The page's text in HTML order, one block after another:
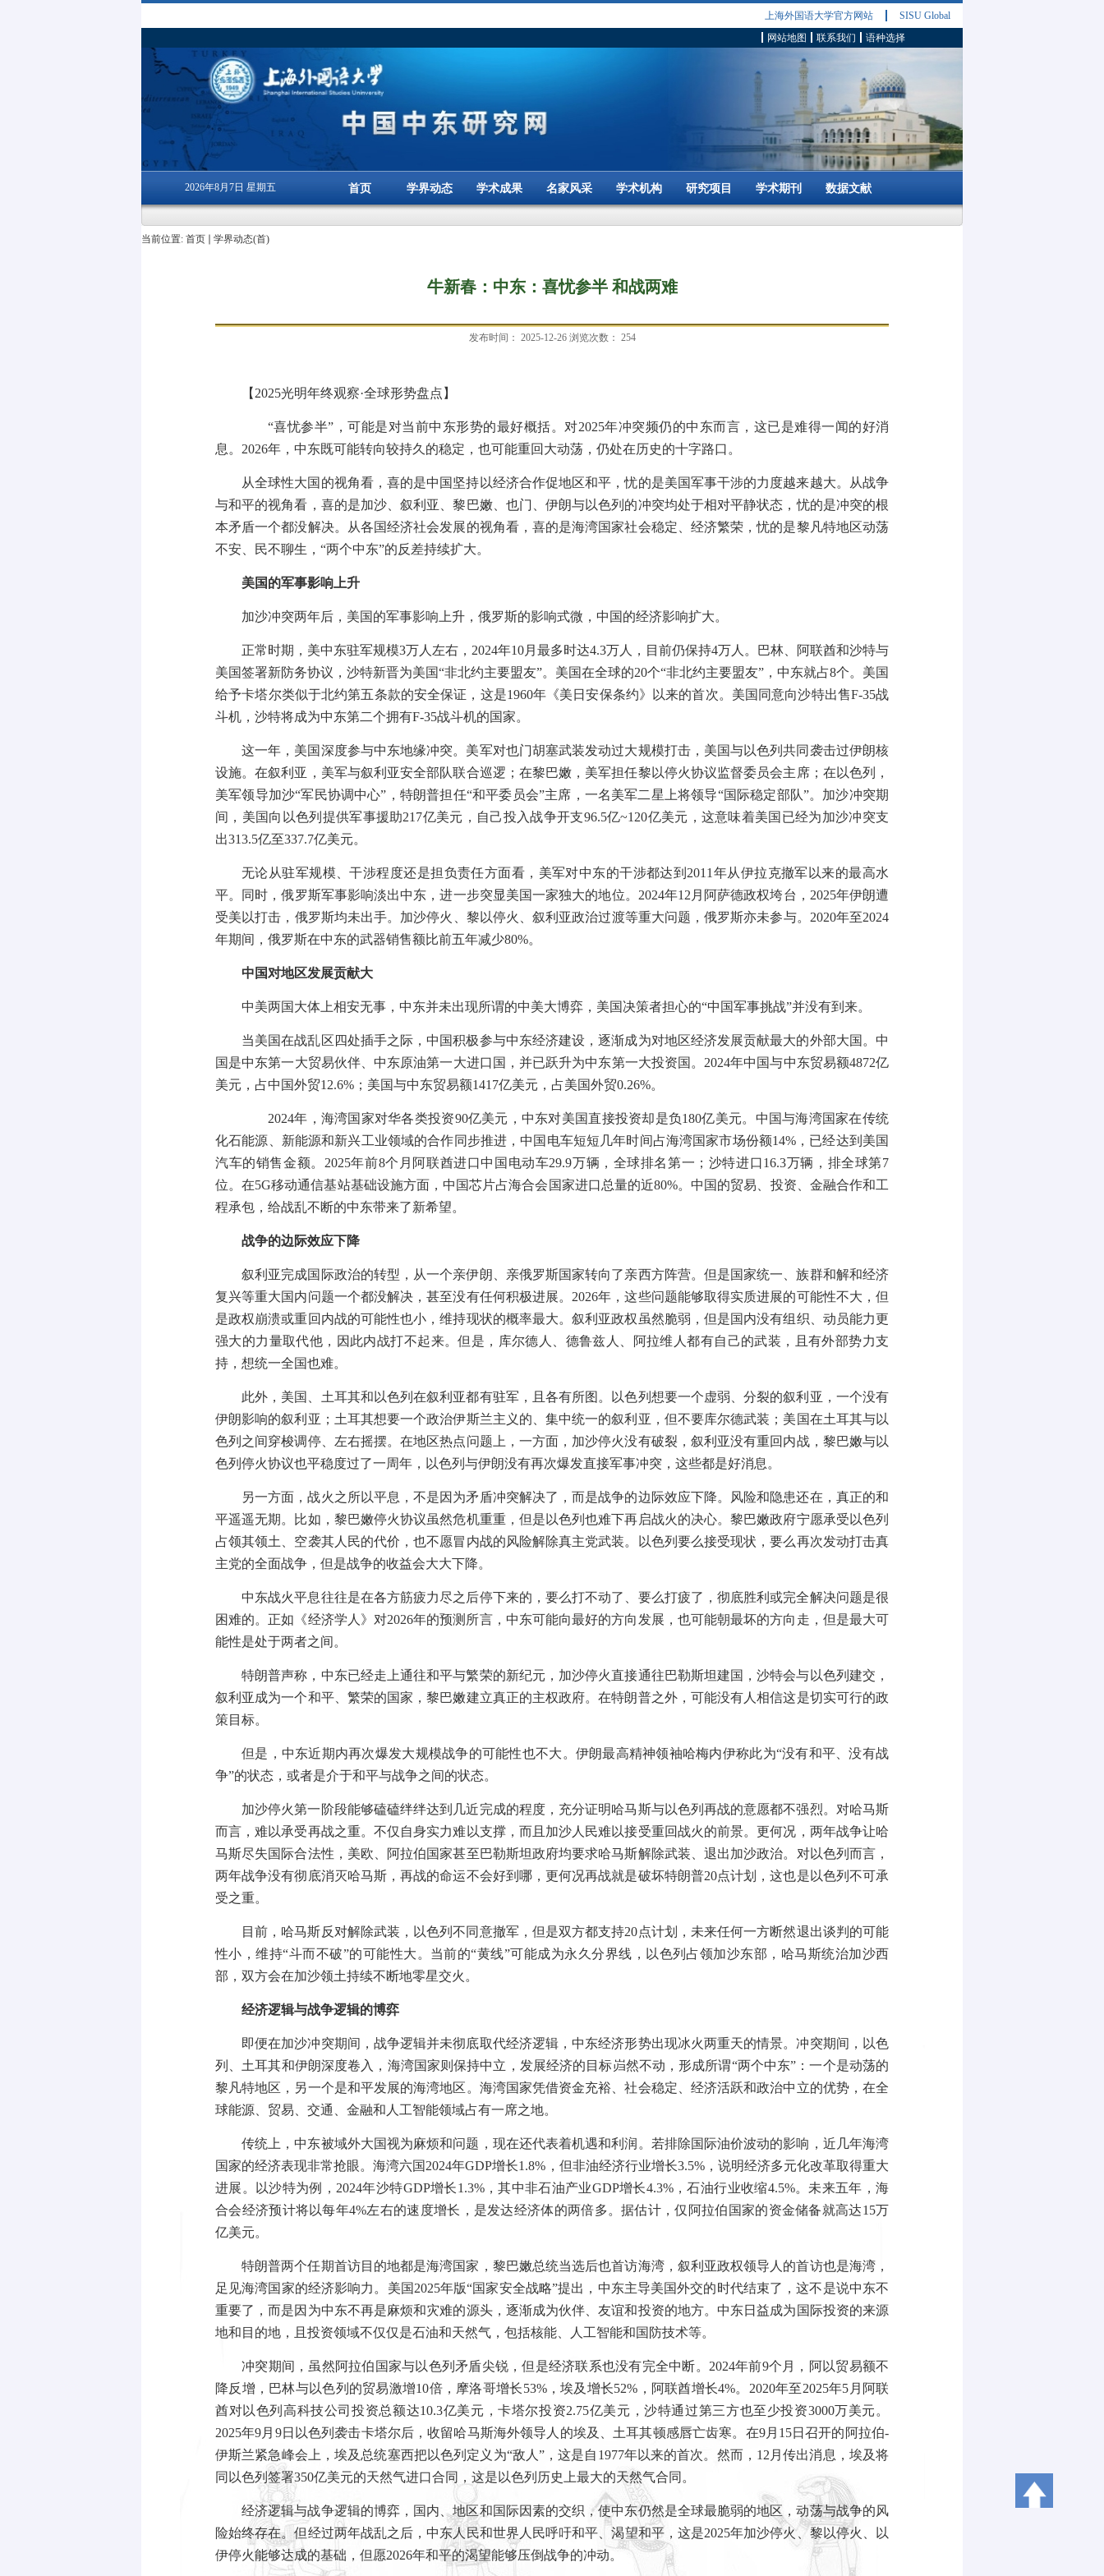
上海外国语大学官方网站
SISU Global
网站地图
联系我们 语种选择
2026年8月7日 星期五 首页 学界动态 学术成果 名家风采 学术机构 研究项目 学术期刊 数据文献
当前位置: 首页 学界动态(首)
牛新春：中东：喜忧参半 和战两难
发布时间： 2025-12-26 浏览次数： 254
【 2025光明年终观察·全球形势盘点】
“喜忧参半” ，可能是对当前中东形势的最好概括。对2025年冲突频仍的中东而言，这已是难得一闻的好消
息。 2026年，中东既可能转向较持久的稳定，也可能重回大动荡，仍处在历史的十字路口。
从全球性大国的视角看，喜的是中国坚持以经济合作促地区和平，忧的是美国军事干涉的力度越来越大。从战争
与和平的视角看，喜的是加沙、叙利亚、黎巴嫩、也门、伊朗与以色列的冲突均处于相对平静状态，忧的是冲突的根
本矛盾一个都没解决。从各国经济社会发展的视角看，喜的是海湾国家社会稳定、经济繁荣，忧的是黎凡特地区动荡
不安、民不聊生， “两个中东”的反差持续扩大。
美国的军事影响上升
加沙冲突两年后，美国的军事影响上升，俄罗斯的影响式微，中国的经济影响扩大。
正常时期，美中东驻军规模3万人左右， 2024年10月最多时达4.3万人，目前仍保持4万人。巴林、阿联酋和沙特与
美国签署新防务协议，沙特新晋为美国“非北约主要盟友”。美国在全球的20个“非北约主要盟友” ，中东就占8个。美国
给予卡塔尔类似于北约第五条款的安全保证，这是1960年《美日安保条约》以来的首次。美国同意向沙特出售F-35战
斗机，沙特将成为中东第二个拥有F-35战斗机的国家。
这一年，美国深度参与中东地缘冲突。美军对也门胡塞武装发动过大规模打击，美国与以色列共同袭击过伊朗核
设施。在叙利亚，美军与叙利亚安全部队联合巡逻；在黎巴嫩，美军担任黎以停火协议监督委员会主席；在以色列，
美军领导加沙“军民协调中心” ，特朗普担任“和平委员会”主席，一名美军二星上将领导“国际稳定部队”。加沙冲突期
间，美国向以色列提供军事援助217亿美元，自己投入战争开支96.5亿~120亿美元，这意味着美国已经为加沙冲突支
出313.5亿至337.7亿美元。
无论从驻军规模、干涉程度还是担负责任方面看，美军对中东的干涉都达到 2011 年从伊拉克撤军以来的最高水
平。同时，俄罗斯军事影响淡出中东，进一步突显美国一家独大的地位。 2024年12 月阿萨德政权垮台， 2025年伊朗遭
受美以打击，俄罗斯均未出手。加沙停火、黎以停火、叙利亚政治过渡等重大问题，俄罗斯亦未参与。 2020年至2024
年期间，俄罗斯在中东的武器销售额比前五年减少80%。
中国对地区发展贡献大
中美两国大体上相安无事，中东并未出现所谓的中美大博弈，美国决策者担心的“中国军事挑战”并没有到来。
当美国在战乱区四处插手之际，中国积极参与中东经济建设，逐渐成为对地区经济发展贡献最大的外部大国。中
国是中东第一大贸易伙伴、中东原油第一大进口国，并已跃升为中东第一大投资国。 2024年中国与中东贸易额4872亿
美元，占中国外贸12.6% ；美国与中东贸易额1417亿美元，占美国外贸0.26%。
2024年，海湾国家对华各类投资90亿美元，中东对美国直接投资却是负180亿美元。中国与海湾国家在传统
化石能源、新能源和新兴工业领域的合作同步推进，中国电车短短几年时间占海湾国家市场份额14% ，已经达到美国
汽车的销售金额。 2025年前8个月阿联酋进口中国电动车29.9万辆，全球排名第一；沙特进口16.3万辆，排全球第7
位。在5G移动通信基站基础设施方面，中国芯片占海合会国家进口总量的近80%。中国的贸易、投资、金融合作和工
程承包，给战乱不断的中东带来了新希望。
战争的边际效应下降
叙利亚完成国际政治的转型，从一个亲伊朗、亲俄罗斯国家转向了亲西方阵营。但是国家统一、族群和解和经济
复兴等重大国内问题一个都没解决，甚至没有任何积极进展。 2026年，这些问题能够取得实质进展的可能性不大，但
是政权崩溃或重回内战的可能性也小，维持现状的概率最大。叙利亚政权虽然脆弱，但是国内没有组织、动员能力更
强大的力量取代他，因此内战打不起来。但是，库尔德人、德鲁兹人、阿拉维人都有自己的武装，且有外部势力支
持，想统一全国也难。
此外，美国、土耳其和以色列在叙利亚都有驻军，且各有所图。以色列想要一个虚弱、分裂的叙利亚，一个没有
伊朗影响的叙利亚；土耳其想要一个政治伊斯兰主义的、集中统一的叙利亚，但不要库尔德武装；美国在土耳其与以
色列之间穿梭调停、左右摇摆。在地区热点问题上，一方面，加沙停火没有破裂，叙利亚没有重回内战，黎巴嫩与以
色列停火协议也平稳度过了一周年，以色列与伊朗没有再次爆发直接军事冲突，这些都是好消息。
另一方面，战火之所以平息，不是因为矛盾冲突解决了，而是战争的边际效应下降。风险和隐患还在，真正的和
平遥遥无期。比如，黎巴嫩停火协议虽然危机重重，但是以色列也难下再启战火的决心。黎巴嫩政府宁愿承受以色列
占领其领土、空袭其人民的代价，也不愿冒内战的风险解除真主党武装。以色列要么接受现状，要么再次发动打击真
主党的全面战争，但是战争的收益会大大下降。
中东战火平息往往是在各方筋疲力尽之后停下来的，要么打不动了、要么打疲了，彻底胜利或完全解决问题是很
困难的。正如《经济学人》对2026年的预测所言，中东可能向最好的方向发展，也可能朝最坏的方向走，但是最大可
能性是处于两者之间。
特朗普声称，中东已经走上通往和平与繁荣的新纪元，加沙停火直接通往巴勒斯坦建国，沙特会与以色列建交，
叙利亚成为一个和平、繁荣的国家，黎巴嫩建立真正的主权政府。在特朗普之外，可能没有人相信这是切实可行的政
策目标。
但是，中东近期内再次爆发大规模战争的可能性也不大。伊朗最高精神领袖哈梅内伊称此为“没有和平、没有战
争”的状态，或者是介于和平与战争之间的状态。
加沙停火第一阶段能够磕磕绊绊达到几近完成的程度，充分证明哈马斯与以色列再战的意愿都不强烈。对哈马斯
而言，难以承受再战之重。不仅自身实力难以支撑，而且加沙人民难以接受重回战火的前景。更何况，两年战争让哈
马斯尽失国际合法性，美欧、阿拉伯国家甚至巴勒斯坦政府均要求哈马斯解除武装、退出加沙政治。对以色列而言，
两年战争没有彻底消灭哈马斯，再战的命运不会好到哪，更何况再战就是破坏特朗普20点计划，这也是以色列不可承
受之重。
目前，哈马斯反对解除武装，以色列不同意撤军，但是双方都支持20点计划，未来任何一方断然退出谈判的可能
性小，维持“斗而不破”的可能性大。当前的“黄线”可能成为永久分界线，以色列占领加沙东部，哈马斯统治加沙西
部，双方会在加沙领土持续不断地零星交火。
经济逻辑与战争逻辑的博弈
即便在加沙冲突期间，战争逻辑并未彻底取代经济逻辑，中东经济形势出现冰火两重天的情景。冲突期间，以色
列、土耳其和伊朗深度卷入，海湾国家则保持中立，发展经济的目标岿然不动，形成所谓“两个中东” ：一个是动荡的
黎凡特地区，另一个是和平发展的海湾地区。海湾国家凭借资金充裕、社会稳定、经济活跃和政治中立的优势，在全
球能源、贸易、交通、金融和人工智能领域占有一席之地。
传统上，中东被域外大国视为麻烦和问题，现在还代表着机遇和利润。若排除国际油价波动的影响，近几年海湾
国家的经济表现非常抢眼。海湾六国 2024年GDP增长1.8% ，但非油经济行业增长3.5%，说明经济多元化改革取得重大
进展。以沙特为例， 2024年沙特GDP增长1.3%，其中非石油产业GDP增长4.3%，石油行业收缩4.5%。未来五年，海
合会经济预计将以每年4%左右的速度增长，是发达经济体的两倍多。据估计，仅阿拉伯国家的资金储备就高达15万
亿美元。
特朗普两个任期首访目的地都是海湾国家，黎巴嫩总统当选后也首访海湾，叙利亚政权领导人的首访也是海湾，
足见海湾国家的经济影响力。美国 2025年版“国家安全战略”提出，中东主导美国外交的时代结束了，这不是说中东不
重要了，而是因为中东不再是麻烦和灾难的源头，逐渐成为伙伴、友谊和投资的地方。中东日益成为国际投资的来源
地和目的地，且投资领域不仅仅是石油和天然气，包括核能、人工智能和国防技术等。
冲突期间，虽然阿拉伯国家与以色列矛盾尖锐，但是经济联系也没有完全中断。 2024年前9个月，阿以贸易额不
降反增，巴林与以色列的贸易激增10倍，摩洛哥增长53%，埃及增长52% ，阿联酋增长4%。 2020年至2025年5 月阿联
酋对以色列高科技公司投资总额达10.3亿美元，卡塔尔投资2.75亿美元，沙特通过第三方也至少投资3000万美元。
2025年9月 9日以色列袭击卡塔尔后，收留哈马斯海外领导人的埃及、土耳其顿感唇亡齿寒。在9月 15日召开的阿拉伯-
伊斯兰紧急峰会上，埃及总统塞西把以色列定义为“敌人” ，这是自 1977年以来的首次。然而， 12 月传出消息，埃及将
同以色列签署350亿美元的天然气进口合同，这是以色列历史上最大的天然气合同。
经济逻辑与战争逻辑的博弈，国内、地区和国际因素的交织，使中东仍然是全球最脆弱的地区，动荡与战争的风
险始终存在。但经过两年战乱之后，中东人民和世界人民呼吁和平、渴望和平，这是2025年加沙停火、黎以停火、以
伊停火能够达成的基础，但愿2026年和平的渴望能够压倒战争的冲动。